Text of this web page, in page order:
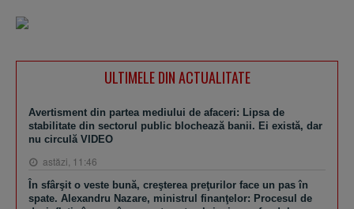
ULTIMELE DIN ACTUALITATE
Avertisment din partea mediului de afaceri: Lipsa de
stabilitate din sectorul public blochează banii. Ei există, dar
nu circulă VIDEO
astăzi, 11:46
În sfârşit o veste bună, creşterea preţurilor face un pas în
spate. Alexandru Nazare, ministrul finanţelor: Procesul de